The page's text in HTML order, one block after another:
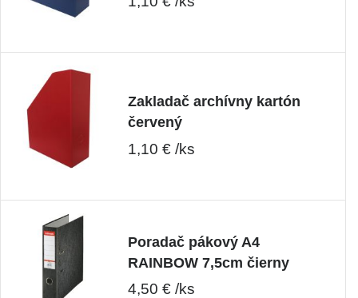
Zakladač archívny kartón
červený
1,10 € /ks
Poradač pákový A4
RAINBOW 7,5cm čierny
4,50 € /ks